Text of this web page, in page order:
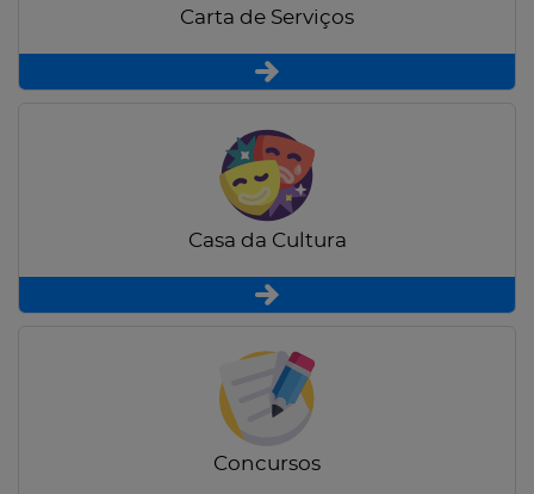
Carta de Serviços
Casa da Cultura
Concursos